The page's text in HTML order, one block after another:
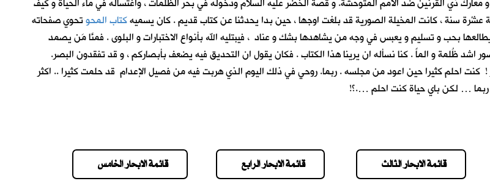
عشْرة سنة ، كانت المخيلة الصورية قد بلغت اوجها ، حين بدا يحدثنا عن كتاب قديم . كان يسميهكتاب المحوتحوي صفحاته
بحب و تسليم و يعبس في وجه من يشاهدها بشك و عناد ، فيبتليه الله بأنواع الاختبارات و البلوى . فمنَّا مَن يصمد
ظُلمة و الماً . كنا نسأله ان يرينا هذا الكتاب . فكان يقول ان التحديق فيه يضعف بأبصاركم ، و قد تفقدون البصر.
! كنت احلم كثيرا حين اعود من مجلسه . ربما. روحي في ذلك اليوم الذي هربت فيه من فصيل الإعدام قد حلمت كثيرا .. اكثر
…ربما … لكن باي حياة كنت احلم ….؟!
قائمة الابحار الخامس قائمة الابحار الرابع قائمة الابحار الثالث